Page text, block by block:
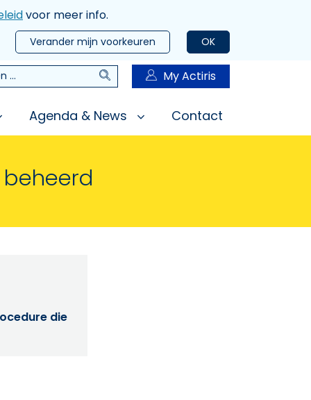
voor meer info.
OK
Verander mijn voorkeuren
Zoeken My Actiris
Agenda & News Contact
die